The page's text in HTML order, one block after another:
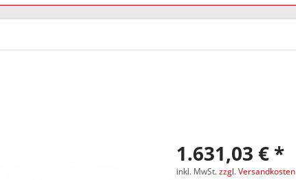
1.631,03 € *
inkl. MwSt.zzgl. Versandkosten